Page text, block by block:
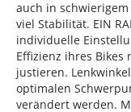
auch in
viel Stabilität. EIN
individuelle
Effizienz ihres
justieren.
optimalen
verändert werden.